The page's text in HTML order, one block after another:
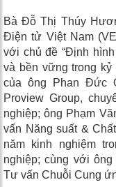
Bà Đỗ Thị Thúy
Điện tử Việt Nam
với chủ đề “Định
và bền vững trong kỷ
củaông Phan Đức
Proview Group,
nghiệp; ông Phạm
vấn Năng suất &
năm kinh nghiệm
nghiệp; cùng với
Tư vấn Chuỗi Cung